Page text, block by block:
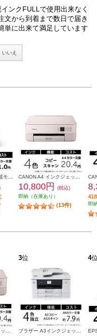
ンクFULLで使用出来なく
文から到着まで数日で届き
単に出来て満足しています
いいえ
10,800円
(税込)
即納（在庫あり）
(13件) 即
3位 4